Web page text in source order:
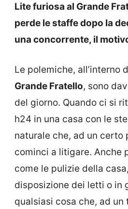
Lite furiosa al Grande
perde le staffe dopo la
una concorrente, il
Le polemiche, all’interno
Grande Fratello, sono
del giorno. Quando ci si
h24 in una casa con le
naturale che, ad un certo
cominci a litigare. Anche
come le pulizie della
disposizione dei letti o in
qualsiasi cosa che, ad un